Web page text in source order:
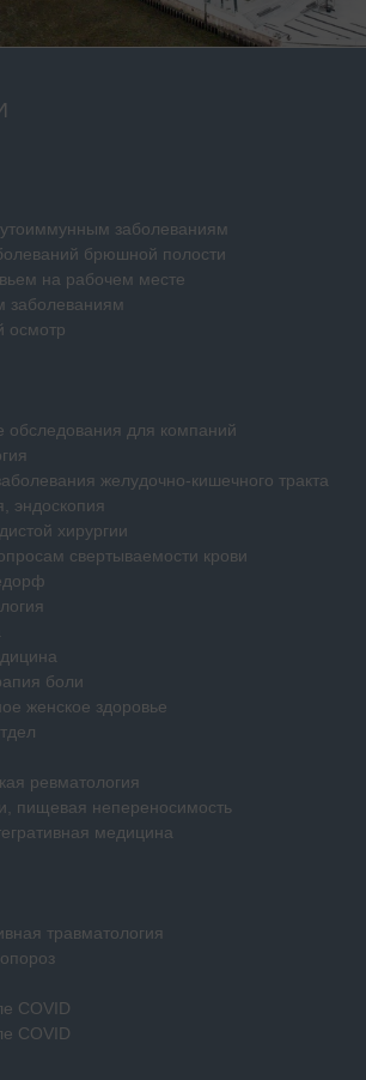
заболеваниям
брюшной полости
на рабочем месте
заболеваниям
осмотр
обследования для компаний
желудочно-кишечного тракта
эндоскопия
хирургии
свертываемости крови
боли
женское здоровье
ревматология
пищевая непереносимость
медицина
травматология
COVID
COVID